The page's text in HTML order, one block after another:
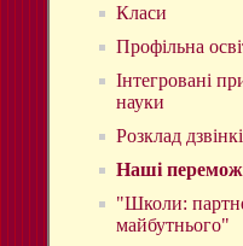
Класи
Профільна
Інтегровані
науки
Розклад
Наші
"Школи:
майбутнього"